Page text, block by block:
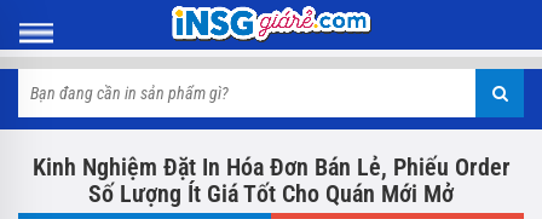
Kinh Nghiệm Đặt In Hóa Đơn Bán Lẻ, Phiếu Order
Số Lượng Ít Giá Tốt Cho Quán Mới Mở